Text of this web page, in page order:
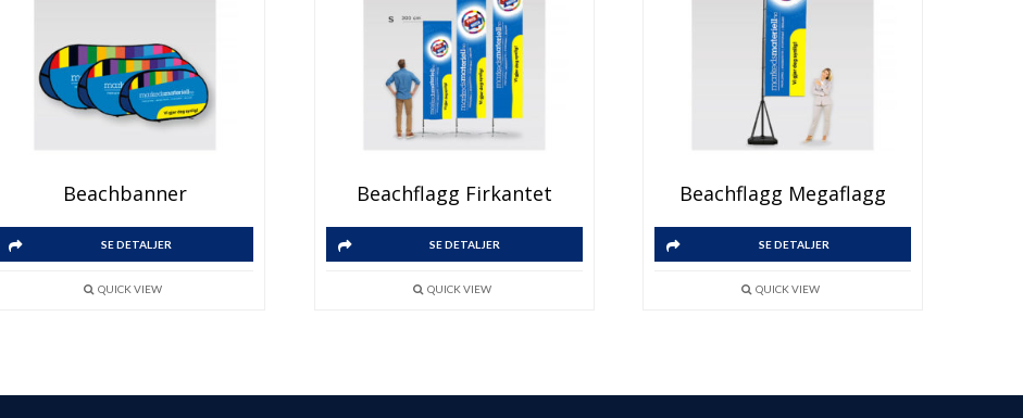
Beachbanner
SE DETALJER
QUICK VIEW
Beachflagg Firkantet
SE DETALJER
QUICK VIEW
Beachflagg Megaflagg
SE DETALJER
QUICK VIEW